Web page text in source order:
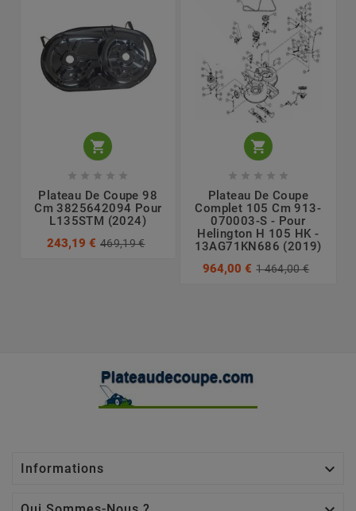

    
Plateau De Coupe 98
Cm 3825642094 Pour
L135STM (2024)
243,19 € 469,19 €

    
Plateau De Coupe
Complet 105 Cm 913-
070003-S - Pour
Helington H 105 HK -
13AG71KN686 (2019)
964,00 € 1 464,00 €
Informations 